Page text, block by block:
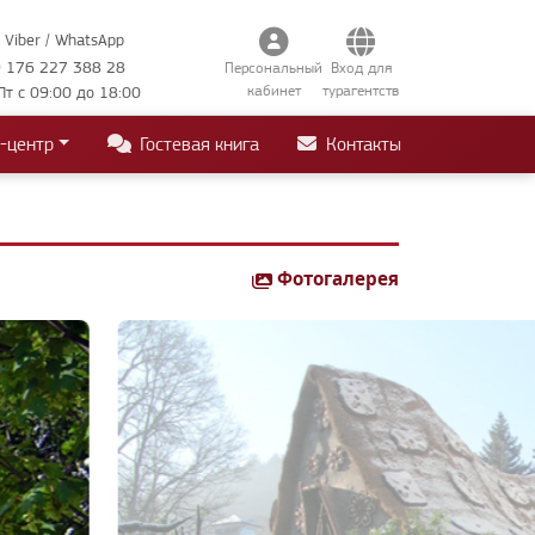
Viber / WhatsApp
176 227 388 28
с 09:00 до 18:00
Персональный
кабинет
Вход для
турагентств
Гостевая книга Контакты
Фотогалерея